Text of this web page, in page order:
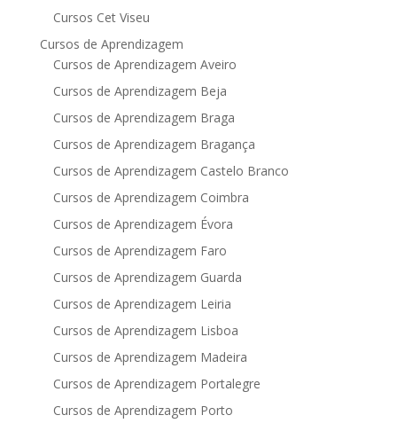
Cursos Cet Viseu
Cursos de Aprendizagem
Cursos de Aprendizagem Aveiro
Cursos de Aprendizagem Beja
Cursos de Aprendizagem Braga
Cursos de Aprendizagem Bragança
Cursos de Aprendizagem Castelo Branco
Cursos de Aprendizagem Coimbra
Cursos de Aprendizagem Évora
Cursos de Aprendizagem Faro
Cursos de Aprendizagem Guarda
Cursos de Aprendizagem Leiria
Cursos de Aprendizagem Lisboa
Cursos de Aprendizagem Madeira
Cursos de Aprendizagem Portalegre
Cursos de Aprendizagem Porto